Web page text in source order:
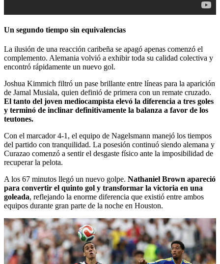
Un segundo tiempo sin equivalencias
La ilusión de una reacción caribeña se apagó apenas comenzó el
complemento. Alemania volvió a exhibir toda su calidad colectiva y
encontró rápidamente un nuevo gol.
Joshua Kimmich filtró un pase brillante entre líneas para la aparición
de Jamal Musiala, quien definió de primera con un remate cruzado.
El tanto del joven mediocampista elevó la diferencia a tres goles
y terminó de inclinar definitivamente la balanza a favor de los
teutones.
Con el marcador 4-1, el equipo de Nagelsmann manejó los tiempos
del partido con tranquilidad. La posesión continuó siendo alemana y
Curazao comenzó a sentir el desgaste físico ante la imposibilidad de
recuperar la pelota.
A los 67 minutos llegó un nuevo golpe. Nathaniel Brown apareció
para convertir el quinto gol y transformar la victoria en una
goleada, reflejando la enorme diferencia que existió entre ambos
equipos durante gran parte de la noche en Houston.